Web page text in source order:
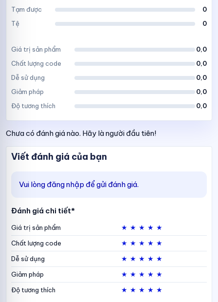
Tạm được
0
Tệ
0
Giá trị sản phẩm
0,0
Chất lượng code
0,0
Dễ sử dụng
0,0
Giảm pháp
0,0
Độ tương thích
0,0
Chưa có đánh giá nào. Hãy là người đầu tiên!
Viết đánh giá của bạn
Vui lòng đăng nhập để gửi đánh giá.
Đánh giá chi tiết*
Giá trị sản phẩm ★ ★ ★ ★ ★
Chất lượng code ★ ★ ★ ★ ★
Dễ sử dụng ★ ★ ★ ★ ★
Giảm pháp ★ ★ ★ ★ ★
Độ tương thích ★ ★ ★ ★ ★